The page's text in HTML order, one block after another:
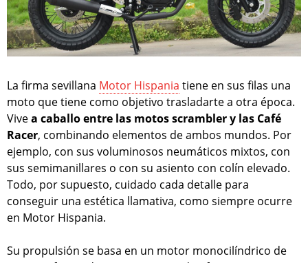
La firma sevillana Motor Hispania tiene en sus filas una
moto que tiene como objetivo trasladarte a otra época.
Vivea caballo entre las motos scrambler y las Café
Racer, combinando elementos de ambos mundos. Por
ejemplo, con sus voluminosos neumáticos mixtos, con
sus semimanillares o con su asiento con colín elevado.
Todo, por supuesto, cuidado cada detalle para
conseguir una estética llamativa, como siempre ocurre
en Motor Hispania.
Su propulsión se basa en un motor monocilíndrico de